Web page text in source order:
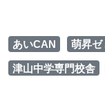
あいCAN 萌昇
津山中学専門校舎